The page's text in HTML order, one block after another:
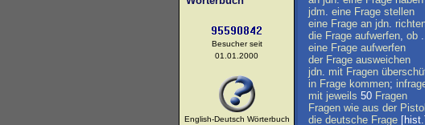
Besucher seit
01.01.2000
English-Deutsch Wörterbuch
jdm. eine Frage stellen
eine Frage an jdn.
die Frage aufwerfen, ob
eine Frage aufwerfen
der Frage ausweichen
jdn. mit Fragen
in Frage kommen;
mit jeweils 50 Fragen
Fragen wie aus der
die deutsche Frage [hist.]